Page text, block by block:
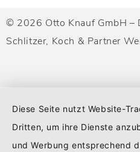
© 2026 Otto Knauf GmbH –
Schlitzer, Koch & Partner
Diese Seite nutzt Website-
Dritten, um ihre Dienste
und Werbung entsprechend